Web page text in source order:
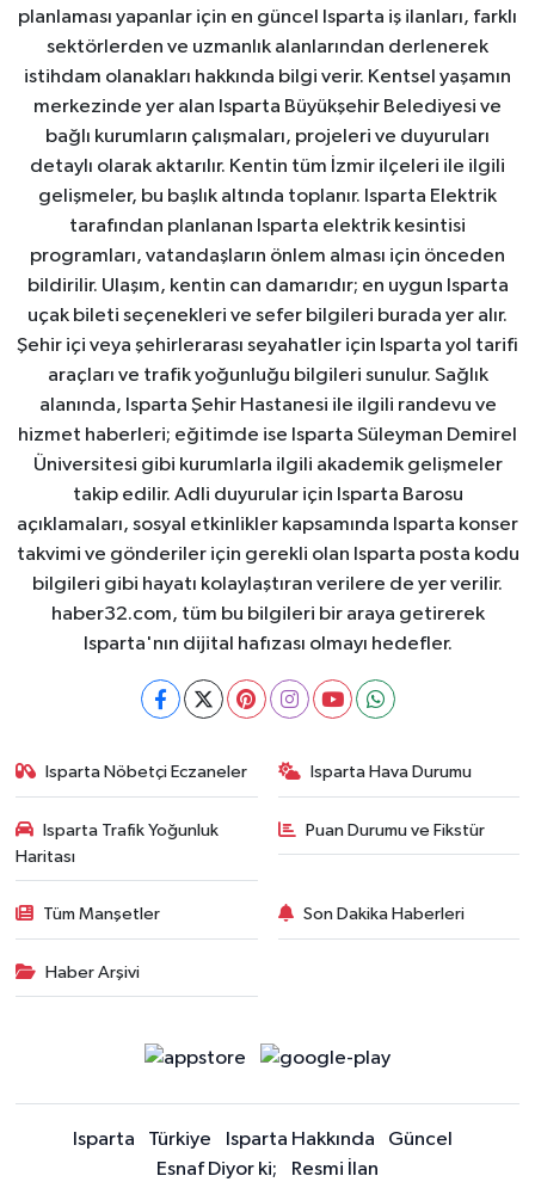
planlaması yapanlar için en güncel Isparta iş ilanları, farklı
sektörlerden ve uzmanlık alanlarından derlenerek
istihdam olanakları hakkında bilgi verir. Kentsel yaşamın
merkezinde yer alan Isparta Büyükşehir Belediyesi ve
bağlı kurumların çalışmaları, projeleri ve duyuruları
detaylı olarak aktarılır. Kentin tüm İzmir ilçeleri ile ilgili
gelişmeler, bu başlık altında toplanır. Isparta Elektrik
tarafından planlanan Isparta elektrik kesintisi
programları, vatandaşların önlem alması için önceden
bildirilir. Ulaşım, kentin can damarıdır; en uygun Isparta
uçak bileti seçenekleri ve sefer bilgileri burada yer alır.
Şehir içi veya şehirlerarası seyahatler için Isparta yol tarifi
araçları ve trafik yoğunluğu bilgileri sunulur. Sağlık
alanında, Isparta Şehir Hastanesi ile ilgili randevu ve
hizmet haberleri; eğitimde ise Isparta Süleyman Demirel
Üniversitesi gibi kurumlarla ilgili akademik gelişmeler
takip edilir. Adli duyurular için Isparta Barosu
açıklamaları, sosyal etkinlikler kapsamında Isparta konser
takvimi ve gönderiler için gerekli olan Isparta posta kodu
bilgileri gibi hayatı kolaylaştıran verilere de yer verilir.
haber32.com, tüm bu bilgileri bir araya getirerek
Isparta'nın dijital hafızası olmayı hedefler.
Isparta Nöbetçi Eczaneler Isparta Hava Durumu
Isparta Trafik Yoğunluk
Haritası
Puan Durumu ve Fikstür
Tüm Manşetler Son Dakika Haberleri
Haber Arşivi
Isparta Türkiye Isparta Hakkında
Güncel
Esnaf Diyor ki;
Resmi İlan